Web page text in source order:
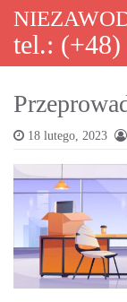
Skip to content
Main
tel.: (+48)
18 lutego, 2023